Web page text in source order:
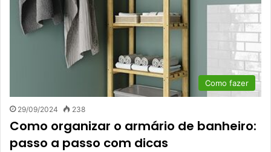
Como fazer
29/09/2024 238
Como organizar o armário de banheiro:
passo a passo com dicas